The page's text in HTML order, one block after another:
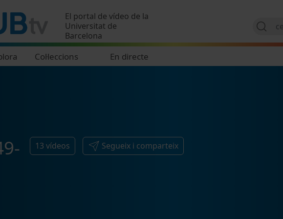
El portal de vídeo de la
Universitat de
Barcelona
Col·leccions En directe
13 vídeos Segueix i comparteix